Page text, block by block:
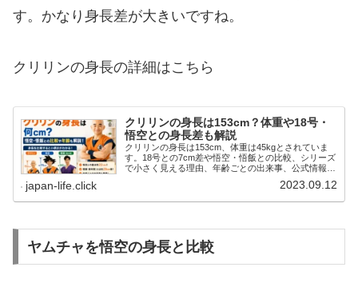
す。かなり身長差が大きいですね。
クリリンの身長の詳細はこちら
クリリンの身長は153cm？体重や18号・
悟空との身長差も解説
クリリンの身長は153cm、体重は45kgとされていま
す。18号との7cm差や悟空・悟飯との比較、シリーズ
で小さく見える理由、年齢ごとの出来事、公式情報と
トで確認できる範囲にも詳しく触れています。
japan-life.click 2023.09.12
ヤムチャを悟空の身長と比較